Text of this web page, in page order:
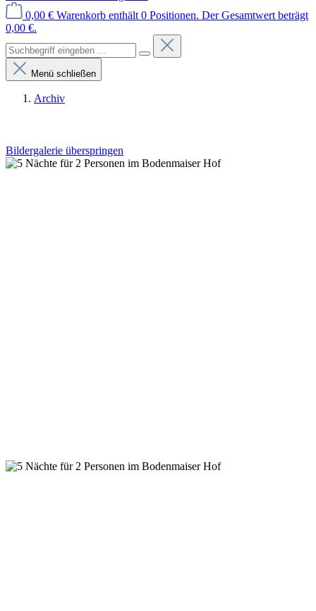
0,00 € Warenkorb enthält 0 Positionen. Der Gesamtwert beträgt
0,00 €.
Menü schließen
Archiv
Bildergalerie überspringen